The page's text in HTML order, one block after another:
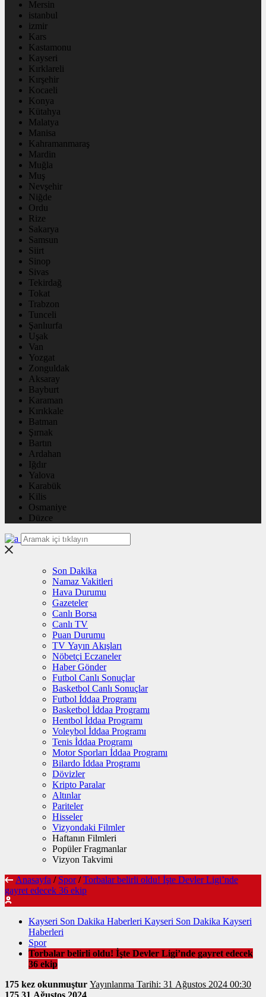
Mersin
istanbul
izmir
Kars
Kastamonu
Kayseri
Kırklareli
Kırşehir
Kocaeli
Konya
Kütahya
Malatya
Manisa
Kahramanmaraş
Mardin
Muğla
Muş
Nevşehir
Niğde
Ordu
Rize
Sakarya
Samsun
Siirt
Sinop
Sivas
Tekirdağ
Tokat
Trabzon
Tunceli
Şanlıurfa
Uşak
Van
Yozgat
Zonguldak
Aksaray
Bayburt
Karaman
Kırıkkale
Batman
Şırnak
Bartın
Ardahan
Iğdır
Yalova
Karabük
Kilis
Osmaniye
Düzce
Son Dakika
Namaz Vakitleri
Hava Durumu
Gazeteler
Canlı Borsa
Canlı TV
Puan Durumu
TV Yayın Akışları
Nöbetçi Eczaneler
Haber Gönder
Futbol Canlı Sonuçlar
Basketbol Canlı Sonuçlar
Futbol İddaa Programı
Basketbol İddaa Programı
Hentbol İddaa Programı
Voleybol İddaa Programı
Tenis İddaa Programı
Motor Sporları İddaa Programı
Bilardo İddaa Programı
Dövizler
Kripto Paralar
Altınlar
Pariteler
Hisseler
Vizyondaki Filmler
Haftanın Filmleri
Popüler Fragmanlar
Vizyon Takvimi
Anasayfa / Spor / Torbalar belirli oldu! İşte Devler Ligi’nde
gayret edecek 36 ekip
Kayseri Son Dakika Haberleri Kayseri Son Dakika Kayseri
Haberleri
Spor
Torbalar belirli oldu! İşte Devler Ligi’nde gayret edecek
36 ekip
175 kez okunmuştur
Yayınlanma Tarihi: 31 Ağustos 2024 00:30
175 31 Ağustos 2024